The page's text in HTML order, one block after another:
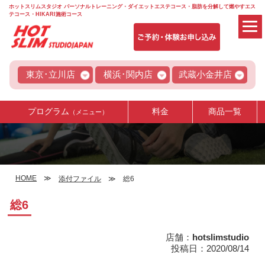
ホットスリムスタジオ パーソナルトレーニング・ダイエットエステコース・脂肪を分解して燃やすエス
テコース・HIKARI施術コース
東京･立川店 横浜･関内店 武蔵小金井店
プログラム （メニュー） 料金 商品一覧
HOME 添付ファイル 総6
総6
店舗： hotslimstudio
投稿日：2020/08/14